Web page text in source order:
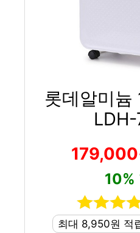
롯데알미늄
10%
최대 8,950원 적